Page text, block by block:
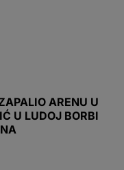
ARENU U
U LUDOJ BORBI